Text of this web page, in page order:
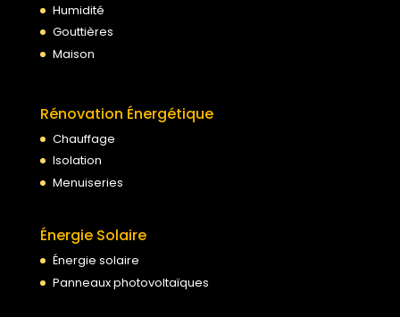
Humidité
Gouttières
Maison
Rénovation Énergétique
Chauffage
Isolation
Menuiseries
Énergie Solaire
Énergie solaire
Panneaux photovoltaïques